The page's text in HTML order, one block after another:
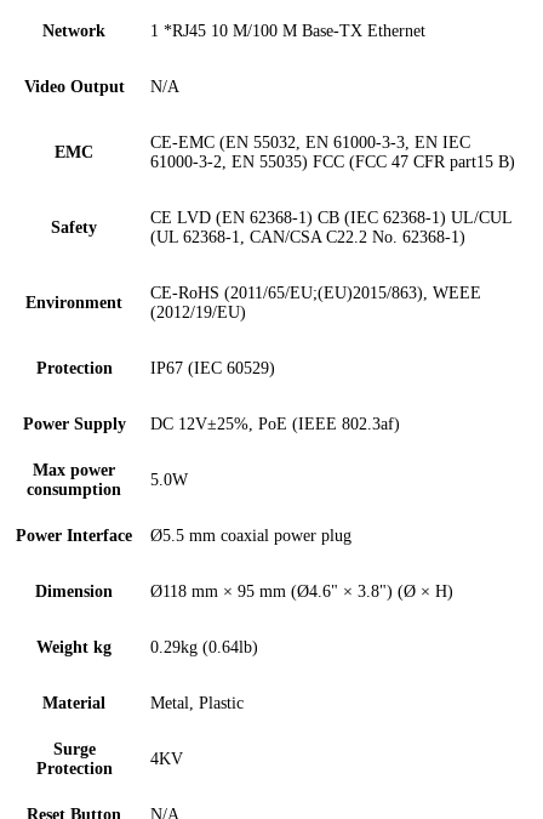
Network 1 *RJ45 10 M/100 M Base-TX Ethernet
Video Output N/A
EMC
CE-EMC (EN 55032, EN 61000-3-3, EN IEC
61000-3-2, EN 55035) FCC (FCC 47 CFR part15 B)
Safety
CE LVD (EN 62368-1) CB (IEC 62368-1) UL/CUL
(UL 62368-1, CAN/CSA C22.2 No. 62368-1)
Environment
CE-RoHS (2011/65/EU;(EU)2015/863), WEEE
(2012/19/EU)
Protection IP67 (IEC 60529)
Power Supply DC 12V±25%, PoE (IEEE 802.3af)
Max power
consumption
5.0W
Power Interface Ø5.5 mm coaxial power plug
Dimension Ø118 mm × 95 mm (Ø4.6" × 3.8") (Ø × H)
Weight kg 0.29kg (0.64lb)
Material Metal, Plastic
Surge
Protection
4KV
Reset Button N/A